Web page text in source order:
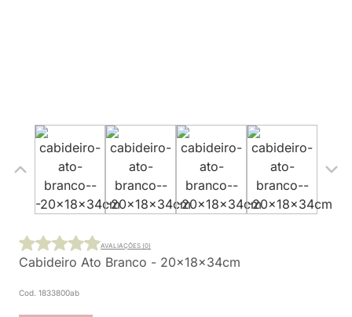
Cabideiro Ato Branco - 20x18x34cm
Cod. 1833800ab
AVALIAÇÕES (0)